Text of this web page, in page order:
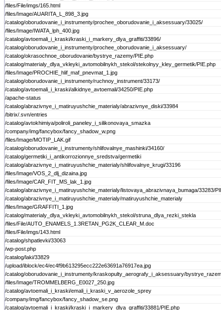
/files/File/imgs/165.html
/files/Image/AUARITA_L_898_3.jpg
/catalog/oborudovanie_i_instrumenty/prochee_oborudovanie_i_aksessuary/33025/
/files/Image/IWATA_lph_400.jpg
/catalog/avtoemali_i_kraski/kraski_i_markery_dlya_graffiti/33896/
/catalog/oborudovanie_i_instrumenty/prochee_oborudovanie_i_aksessuary/
/catalog/okrasochnoe_oborudovanie/bystrye_razemy/PIE.php
/catalog/materialy_dlya_vkleyki_avtomobilnykh_stekol/stekolnyy_kley_germetik/PIE.php
/files/Image/PROCHIE_hlif_maf_pnevmat_1.jpg
/catalog/oborudovanie_i_instrumenty/ruchnoy_instrument/33173/
/catalog/avtoemali_i_kraski/alkidnye_avtoemali/34250/PIE.php
/apache-status
/catalog/abrazivnye_i_matiruyushchie_materialy/abrazivnye_diski/33984
/bitrix/.svn/entries
/catalog/avtokhimiya/poliroli_paneley_i_silikonovaya_smazka
/company/img/fancybox/fancy_shadow_w.png
/files/Image/MOTIP_LAK.gif
/catalog/oborudovanie_i_instrumenty/shlifovalnye_mashinki/34160/
/catalog/germetiki_i_antikorrozionnye_sredstva/germetiki
/catalog/abrazivnye_i_matiruyushchie_materialy/shlifovalnye_krugi/33196
/files/Image/VOS_2_dlj_dizaina.jpg
/files/Image/CAR_FIT_MS_lak_1.jpg
/catalog/abrazivnye_i_matiruyushchie_materialy/listovaya_abrazivnaya_bumaga/33283/
/catalog/abrazivnye_i_matiruyushchie_materialy/matiruyushchie_materialy
/files/Image/GRAFFITI_1.jpg
/catalog/materialy_dlya_vkleyki_avtomobilnykh_stekol/struna_dlya_rezki_stekla
/files/File/AUTO_ENAMELS_1.3RETAN_PG2K_CLEAR_M.doc
/files/File/imgs/143.html
/catalog/shpatlevki/33063
/wp-post.php
/catalog/laki/33829
/upload/iblock/ec4/ec4f9b613295ecc222e63691a76917ea.jpg
/catalog/oborudovanie_i_instrumenty/kraskopulty_aerografy_i_aksessuary/
/files/Image/TROMMELBERG_E0027_250.jpg
/catalog/avtoemali_i_kraski/emali_i_kraski_v_aerozole_sprey
/company/img/fancybox/fancy_shadow_se.png
/catalog/avtoemali_i_kraski/kraski_i_markery_dlya_graffiti/33881/PIE.php